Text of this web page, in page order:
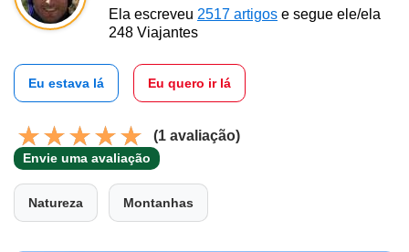
Ela escreveu 2517 artigos e segue ele/ela
248 Viajantes
Eu estava lá Eu quero ir lá
(1 avaliação)
Envie uma avaliação
Natureza Montanhas